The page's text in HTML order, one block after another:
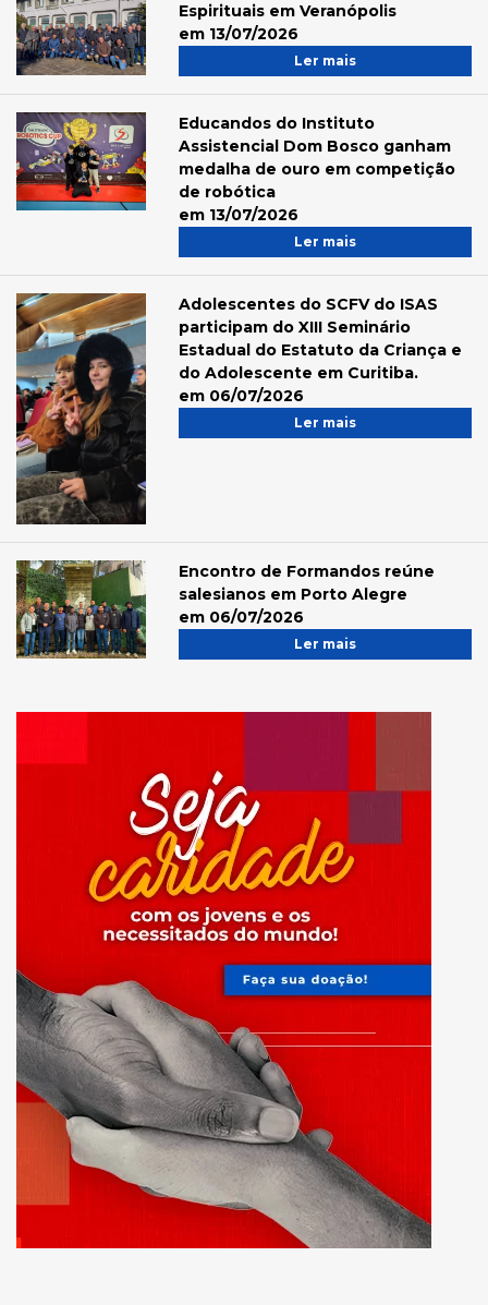
Espirituais em Veranópolis
em 13/07/2026
Ler mais
Educandos do Instituto
Assistencial Dom Bosco ganham
medalha de ouro em competição
de robótica
em 13/07/2026
Ler mais
Adolescentes do SCFV do ISAS
participam do XIII Seminário
Estadual do Estatuto da Criança e
do Adolescente em Curitiba.
em 06/07/2026
Ler mais
Encontro de Formandos reúne
salesianos em Porto Alegre
em 06/07/2026
Ler mais